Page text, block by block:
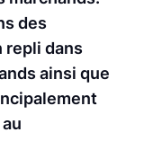
des
repli dans
ainsi que